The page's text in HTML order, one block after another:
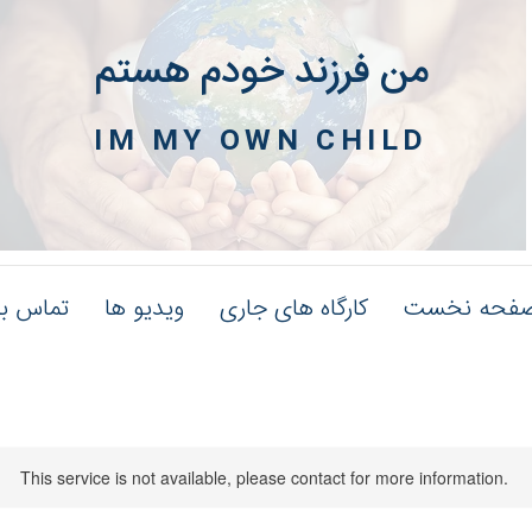
من فرزند خودم هستم
IM MY OWN CHILD
تماس ویدیو ها کارگاه های جاری نخست
This service is not available, please contact for more information.